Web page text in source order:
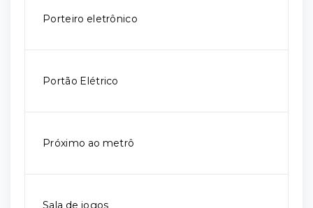
Porteiro eletrônico
Portão Elétrico
Próximo ao metrô
Sala de jogos